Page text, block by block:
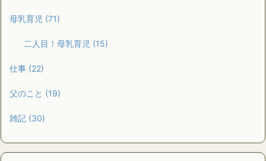
母乳育児 (71)
二人目！母乳育児 (15)
仕事 (22)
父のこと (19)
雑記 (30)